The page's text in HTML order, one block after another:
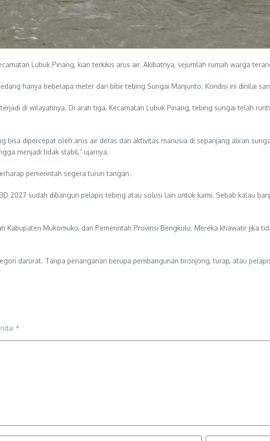
Lubuk Pinang, kian terkikis arus air. Akibatnya, sejumlah rumah warga
hanya beberapa meter dari bibir tebing Sungai Manjunto. Kondisi ini dinilai
di wilayahnya. Di arah tiga, Kecamatan Lubuk Pinang, tebing sungai telah
bisa dipercepat oleh arus air deras dan aktivitas manusia di sepanjang aliran
menjadi tidak stabil,” ujarnya.
pemerintah segera turun tangan.
2027 sudah dibangun pelapis tebing atau solusi lain untuk kami. Sebab kalau
Kabupaten Mukomuko, dan Pemerintah Provinsi Bengkulu. Mereka khawatir jika
darurat. Tanpa penanganan berupa pembangunan bronjong, turap, atau
*